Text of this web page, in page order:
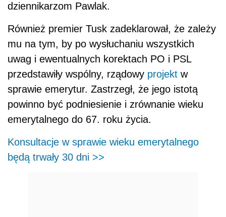
dziennikarzom Pawlak.
Również premier Tusk zadeklarował, że zależy
mu na tym, by po wysłuchaniu wszystkich
uwag i ewentualnych korektach PO i PSL
przedstawiły wspólny, rządowy projekt w
sprawie emerytur. Zastrzegł, że jego istotą
powinno być podniesienie i zrównanie wieku
emerytalnego do 67. roku życia.
Konsultacje w sprawie wieku emerytalnego
będą trwały 30 dni >>